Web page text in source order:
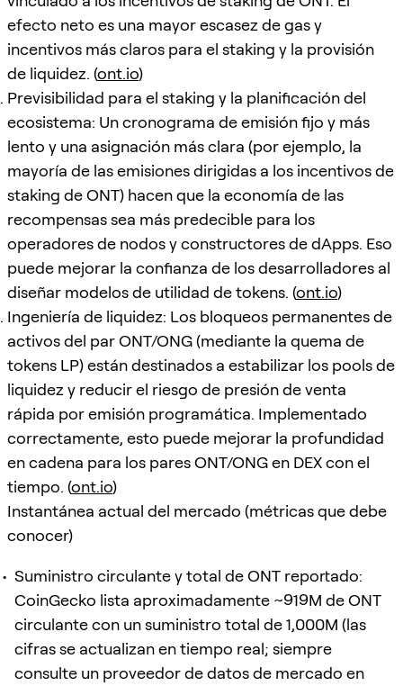
efecto neto es una mayor escasez de gas y
incentivos más claros para el staking y la provisión
de liquidez. (ont.io)
Previsibilidad para el staking y la planificación del
ecosistema: Un cronograma de emisión fijo y más
lento y una asignación más clara (por ejemplo, la
mayoría de las emisiones dirigidas a los incentivos de
staking de ONT) hacen que la economía de las
recompensas sea más predecible para los
operadores de nodos y constructores de dApps. Eso
puede mejorar la confianza de los desarrolladores al
diseñar modelos de utilidad de tokens. (ont.io)
Ingeniería de liquidez: Los bloqueos permanentes de
activos del par ONT/ONG (mediante la quema de
tokens LP) están destinados a estabilizar los pools de
liquidez y reducir el riesgo de presión de venta
rápida por emisión programática. Implementado
correctamente, esto puede mejorar la profundidad
en cadena para los pares ONT/ONG en DEX con el
tiempo. (ont.io)
Instantánea actual del mercado (métricas que debe
conocer)
Suministro circulante y total de ONT reportado:
CoinGecko lista aproximadamente ~919M de ONT
circulante con un suministro total de 1,000M (las
cifras se actualizan en tiempo real; siempre
consulte un proveedor de datos de mercado en